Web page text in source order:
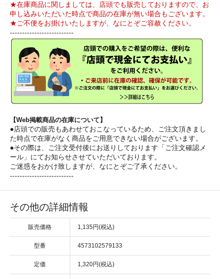
★在庫商品に関しましては、店頭でも販売しておりますので、お
申し込みいただいた時点で商品の在庫が無い場合もございます。
★ご不便をお掛けいたしますが、なにとぞご容赦ください。
--------------------------
【Web掲載商品の在庫について】
●店頭での販売もあわせておこなっているため、ご注文頂きまし
た時点で在庫がなく商品をご用意できない場合がございます。
●その際は、ご注文受付後にお送りしております「ご注文確認メ
ール」にてお知らせさせていただいております。
ご迷惑をおかけ致しますが、なにとぞご了承ください。
--------------------------
その他の詳細情報
販売価格 1,135円(税込)
型番 4573102579133
定価 1,320円(税込)